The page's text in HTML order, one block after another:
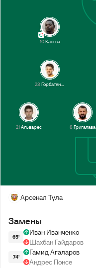
21Альварес 8Григалава
23 Горбатенко
10Кангва
Арсенал Тула
Замены
65'
Иван Иванченко
Шахбан Гайдаров
74'
Гамид Агаларов
Андрес Понсе